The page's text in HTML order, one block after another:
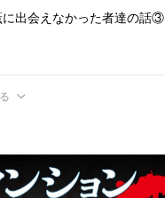
に出会えなかった者達の話③